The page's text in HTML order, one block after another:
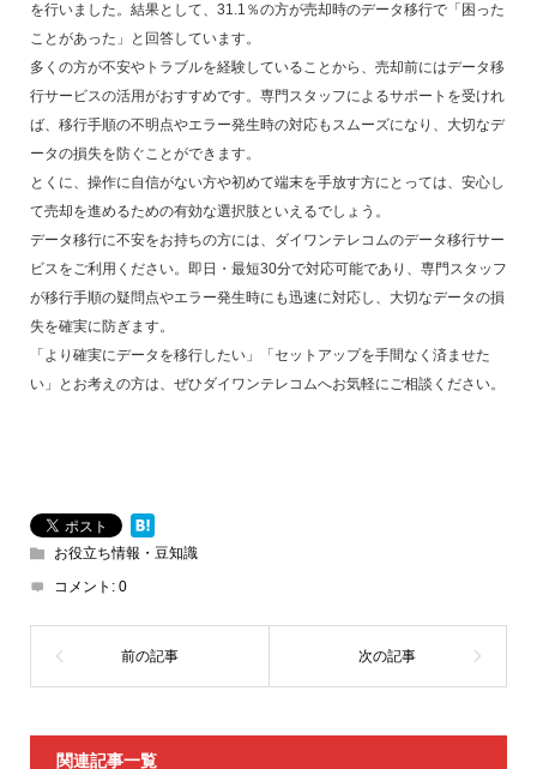
を行いました。結果として、31.1％の方が売却時のデータ移行で「困った
ことがあった」と回答しています。
多くの方が不安やトラブルを経験していることから、売却前にはデータ移
行サービスの活用がおすすめです。専門スタッフによるサポートを受けれ
ば、移行手順の不明点やエラー発生時の対応もスムーズになり、大切なデ
ータの損失を防ぐことができます。
とくに、操作に自信がない方や初めて端末を手放す方にとっては、安心し
て売却を進めるための有効な選択肢といえるでしょう。
データ移行に不安をお持ちの方には、ダイワンテレコムのデータ移行サー
ビスをご利用ください。即日・最短30分で対応可能であり、専門スタッフ
が移行手順の疑問点やエラー発生時にも迅速に対応し、大切なデータの損
失を確実に防ぎます。
「より確実にデータを移行したい」「セットアップを手間なく済ませた
い」とお考えの方は、ぜひダイワンテレコムへお気軽にご相談ください。
お役立ち情報・豆知識
コメント: 0
関連記事一覧